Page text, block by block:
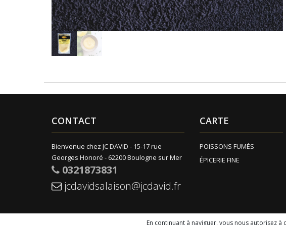
CONTACT
Bienvenue chez JC DAVID - 15-17 rue
Georges Honoré - 62200 Boulogne sur Mer
0321873831
jcdavidsalaison@jcdavid.fr
CARTE
POISSONS FUMÉS
ÉPICERIE FINE
En continuant à naviguer, vous nous autorisez